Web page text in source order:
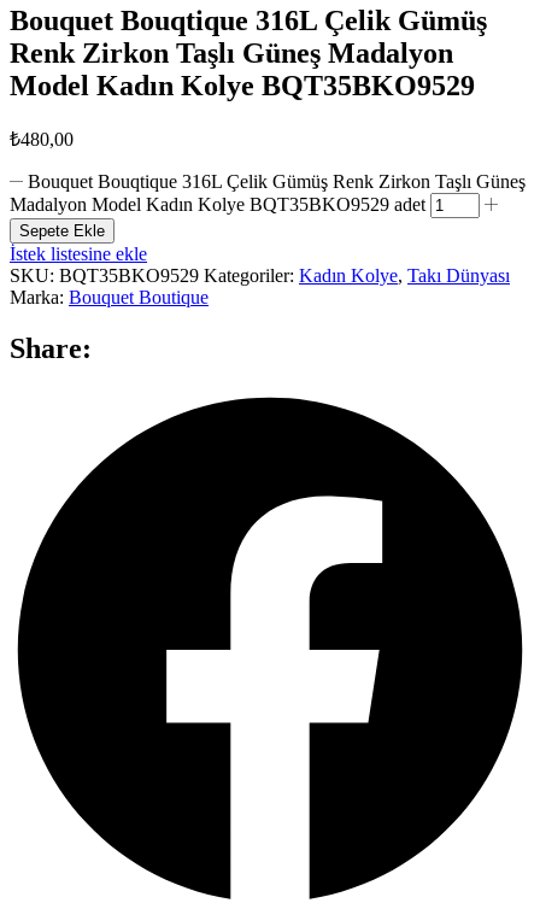
Bouquet Bouqtique 316L Çelik Gümüş
Renk Zirkon Taşlı Güneş Madalyon
Model Kadın Kolye BQT35BKO9529
₺480,00
Bouquet Bouqtique 316L Çelik Gümüş Renk Zirkon Taşlı Güneş
Madalyon Model Kadın Kolye BQT35BKO9529 adet
Sepete Ekle
İstek listesine ekle
SKU: BQT35BKO9529 Kategoriler: Kadın Kolye, Takı Dünyası
Marka: Bouquet Boutique
Share: